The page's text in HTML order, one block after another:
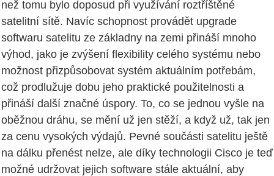
než tomu bylo doposud při využívání roztříštěné
satelitní sítě. Navíc schopnost provádět upgrade
softwaru satelitu ze základny na zemi přináší mnoho
výhod, jako je zvýšení flexibility celého systému nebo
možnost přizpůsobovat systém aktuálním potřebám,
což prodlužuje dobu jeho praktické použitelnosti a
přináší další značné úspory. To, co se jednou vyšle na
oběžnou dráhu, se mění už jen stěží, a když už, tak jen
za cenu vysokých výdajů. Pevné součásti satelitu ještě
na dálku přenést nelze, ale díky technologii Cisco je teď
možné udržovat jejich software stále aktuální, aby